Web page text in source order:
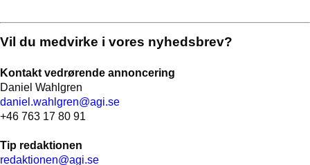
Vil du medvirke i vores nyhedsbrev?
Kontakt vedrørende annoncering
Daniel Wahlgren
daniel.wahlgren@agi.se
+46 763 17 80 91
Tip redaktionen
redaktionen@agi.se